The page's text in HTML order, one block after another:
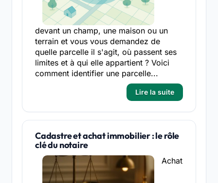
devant un champ, une maison ou un
terrain et vous vous demandez de
quelle parcelle il s'agit, où passent ses
limites et à qui elle appartient ? Voici
comment identifier une parcelle...
Lire la suite
Cadastre et achat immobilier : le rôle
clé du notaire
Achat